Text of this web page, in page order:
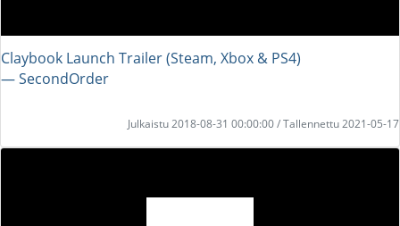
Claybook Launch Trailer (Steam, Xbox & PS4)
― SecondOrder
Julkaistu 2018-08-31 00:00:00 / Tallennettu 2021-05-17